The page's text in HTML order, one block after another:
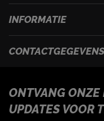
INFORMATIE
CONTACTGEGEVENS
ONTVANG ONZE
UPDATES VOOR